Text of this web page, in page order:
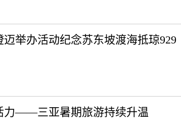
举办活动纪念苏东坡渡海抵琼929
力——三亚暑期旅游持续升温